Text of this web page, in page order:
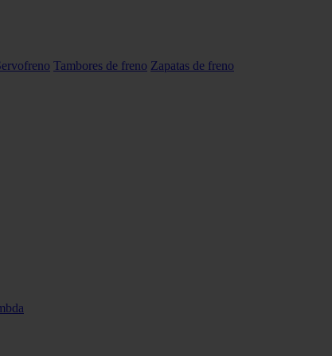
Tambores de freno Zapatas de freno